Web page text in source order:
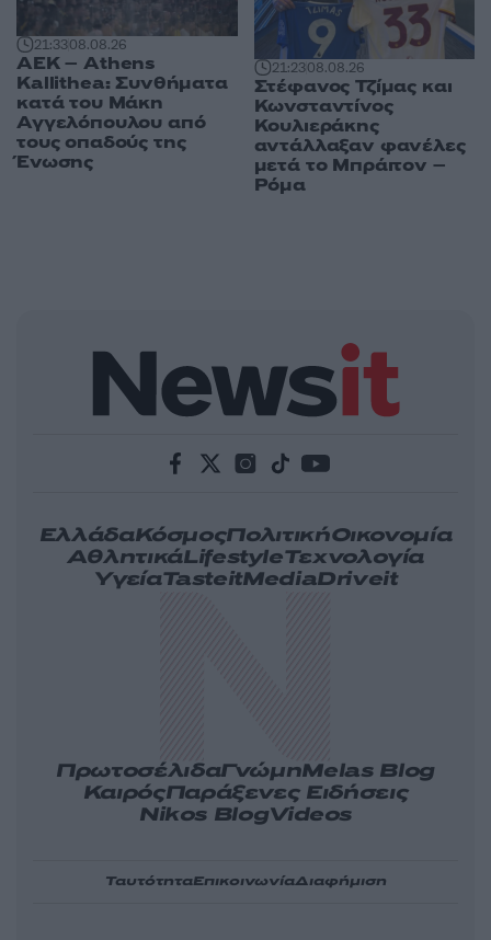
21:3308.08.26
ΑΕΚ – Athens
Kallithea: Συνθήματα
κατά του Μάκη
Αγγελόπουλου από
τους οπαδούς της
Ένωσης
21:2308.08.26
Στέφανος Τζίμας και
Κωνσταντίνος
Κουλιεράκης
αντάλλαξαν φανέλες
μετά το Μπράιτον –
Ρόμα
ΕλλάδαΚόσμοςΠολιτικήΟικονομία
ΑθλητικάLifestyleΤεχνολογία
ΥγείαTasteitMediaDriveit
ΠρωτοσέλιδαΓνώμηMelas Blog
ΚαιρόςΠαράξενες Ειδήσεις
Nikos BlogVideos
ΤαυτότηταΕπικοινωνίαΔιαφήμιση